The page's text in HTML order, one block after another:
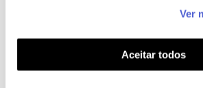
funcionalidades (cookies de
funcionalidade) e adaptar anúncios
(cookies de publicidade
utilização dos cookies clicando em "
Ver
Aceitar todos
Hall of Fame de julho